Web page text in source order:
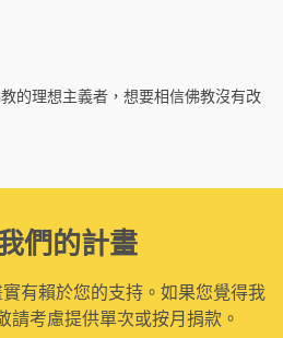
的理想主義者，想要相信佛教沒有改
們的計畫
有賴於您的支持。如果您覺得我
請考慮提供單次或按月捐款。